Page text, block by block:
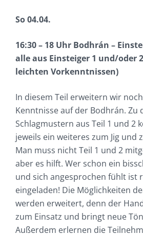
So 04.04.
16:30 – 18 Uhr Bodhrán –
alle aus Einsteiger 1 und/oder
leichten Vorkenntnissen)
In diesem Teil erweitern wir
Kenntnisse auf der Bodhrán. Zu
Schlagmustern aus Teil 1 und 2
jeweils ein weiteres zum Jig und
Man muss nicht Teil 1 und 2
aber es hilft. Wer schon ein
und sich angesprochen fühlt ist
eingeladen! Die Möglichkeiten
werden erweitert, denn der
zum Einsatz und bringt neue
Außerdem erlernen die